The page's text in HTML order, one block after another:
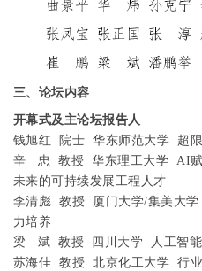
三、论坛内容
开幕式及主论坛报告人
钱旭红
院士 华东师范大学
超
辛
忠 教授 华东理工大学 AI
未来的可持续发展工程人才
李清彪
教授 厦门大学/集美大学
力培养
梁
斌 教授 四川大学
人工智
苏海佳
教授 北京化工大学
行